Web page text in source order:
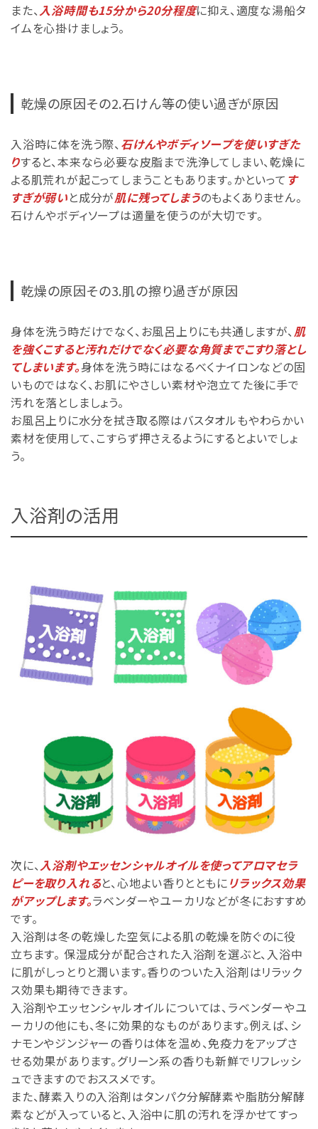
また、 入浴時間も15分から20分程度に抑え、適度な湯船タ
イムを心掛けましょう。
乾燥の原因その2.石けん等の使い過ぎが原因
入浴時に体を洗う際、 石けんやボディソープを使いすぎた
りすると、本来なら必要な皮脂まで洗浄してしまい、乾燥に
よる肌荒れが起こってしまうこともあります。かといって す
すぎが弱いと成分が肌に残ってしまうのもよくありません。
石けんやボディソープは適量を使うのが大切です。
乾燥の原因その3.肌の擦り過ぎが原因
身体を洗う時だけでなく、お風呂上りにも共通しますが、 肌
を強くこすると汚れだけでなく必要な角質までこすり落とし
てしまいます。身体を洗う時にはなるべくナイロンなどの固
いものではなく、お肌にやさしい素材や泡立てた後に手で
汚れを落としましょう。
お風呂上りに水分を拭き取る際はバスタオルもやわらかい
素材を使用して、こすらず押さえるようにするとよいでしょ
う。
入浴剤の活用
次に、 入浴剤やエッセンシャルオイルを使ってアロマセラ
ピーを取り入れると、心地よい香りとともにリラックス効果
がアップします。ラベンダーやユーカリなどが冬におすすめ
です。
入浴剤は冬の乾燥した空気による肌の乾燥を防ぐのに役
立ちます。 保湿成分が配合された入浴剤を選ぶと、入浴中
に肌がしっとりと潤います。香りのついた入浴剤はリラック
ス効果も期待できます。
入浴剤やエッセンシャルオイルについては、ラベンダーやユ
ーカリの他にも、冬に効果的なものがあります。例えば、シ
ナモンやジンジャーの香りは体を温め、免疫力をアップさ
せる効果があります。グリーン系の香りも新鮮でリフレッシ
ュできますのでおススメです。
また、酵素入りの入浴剤はタンパク分解酵素や脂肪分解酵
素などが入っていると、入浴中に肌の汚れを浮かせてすっ